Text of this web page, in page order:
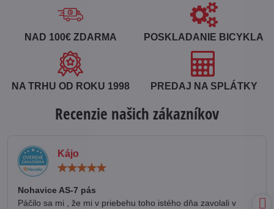
NAD 100€ ZDARMA POSKLADANIE BICYKLA
NA TRHU OD ROKU 1998 PREDAJ NA SPLÁTKY
Recenzie našich zákazníkov
Kájo
Nohavice AS-7 pás
Páčilo sa mi , že mi v priebehu toho istého dňa zavolali v